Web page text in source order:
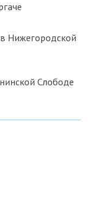
Нижегородской
Слободе